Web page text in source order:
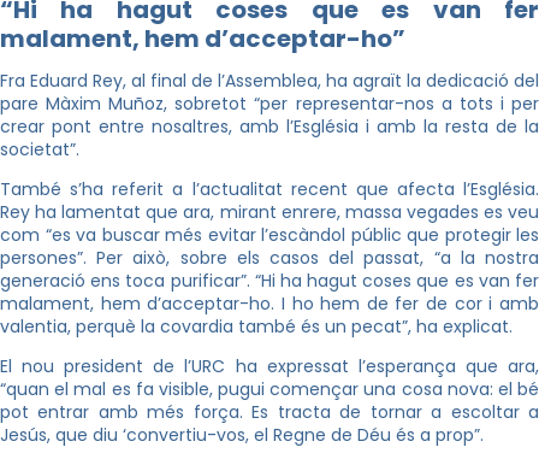
“Hi ha hagut coses que es van fer
malament, hem d’acceptar-ho”
Fra Eduard Rey, al final de l’Assemblea, ha agraït la dedicació del
pare Màxim Muñoz, sobretot “per representar-nos a tots i per
crear pont entre nosaltres, amb l’Església i amb la resta de la
societat”.
També s’ha referit a l’actualitat recent que afecta l’Església.
Rey ha lamentat que ara, mirant enrere, massa vegades es veu
com “es va buscar més evitar l’escàndol públic que protegir les
persones”. Per això, sobre els casos del passat, “a la nostra
generació ens toca purificar”. “Hi ha hagut coses que es van fer
malament, hem d’acceptar-ho. I ho hem de fer de cor i amb
valentia, perquè la covardia també és un pecat”, ha explicat.
El nou president de l’URC ha expressat l’esperança que ara,
“quan el mal es fa visible, pugui començar una cosa nova: el bé
pot entrar amb més força. Es tracta de tornar a escoltar a
Jesús, que diu ‘convertiu-vos, el Regne de Déu és a prop”.